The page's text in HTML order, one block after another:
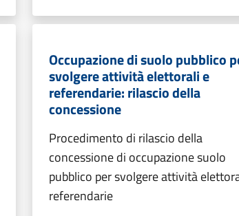
Occupazione di suolo pubblico
svolgere attività elettorali e
referendarie: rilascio della
concessione
Procedimento di rilascio della
concessione di occupazione suolo
pubblico per svolgere attività
referendarie